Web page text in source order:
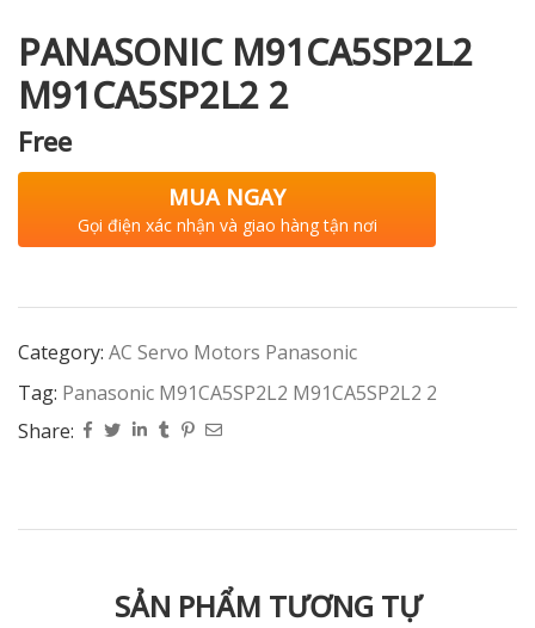
PANASONIC M91CA5SP2L2
M91CA5SP2L2 2
Free
MUA NGAY
Gọi điện xác nhận và giao hàng tận nơi
Category: AC Servo Motors Panasonic
Tag: Panasonic M91CA5SP2L2 M91CA5SP2L2 2
Share:
SẢN PHẨM TƯƠNG TỰ